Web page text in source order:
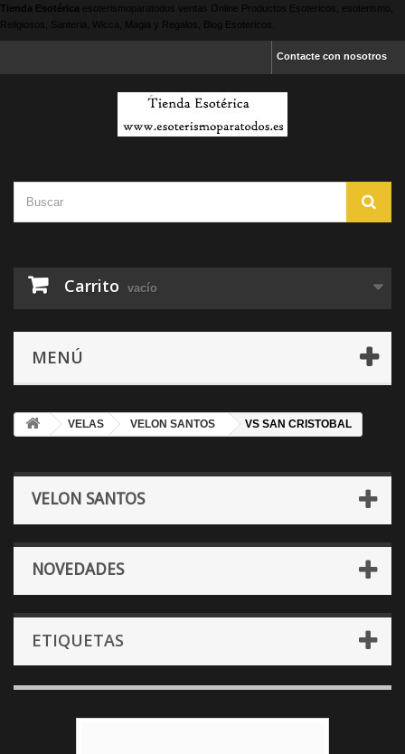
Tienda Esotérica esoterismoparatodos ventas Online Productos Esotericos, esoterismo,
Religiosos, Santeria, Wicca, Magia y Regalos, Blog Esotericos.
Contacte con nosotros
Carrito vacío
MENÚ
VELAS VELON SANTOS VS SAN CRISTOBAL
VELON SANTOS
NOVEDADES
ETIQUETAS